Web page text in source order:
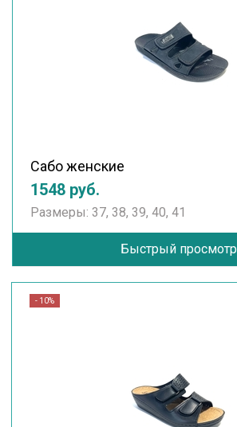
Сабо женские
1548 руб.
Размеры: 37, 38, 39, 40, 41
Быстрый просмотр
- 10%